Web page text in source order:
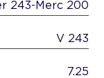
243-Merc 200
V 243
7.25